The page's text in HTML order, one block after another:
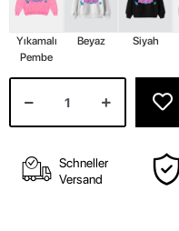
Yıkamalı
Pembe
Beyaz Siyah
Schneller
Versand